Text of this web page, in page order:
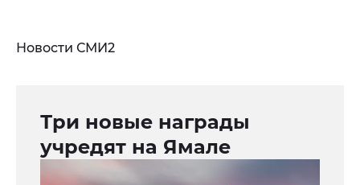
Новости СМИ2
Три новые награды
учредят на Ямале